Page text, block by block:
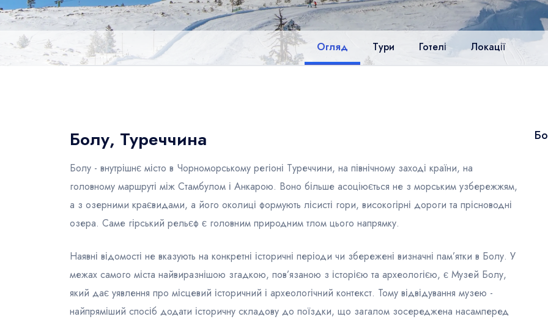
Огляд Тури Готелі Локації
Болу, Туреччина
Болу - внутрішнє місто в Чорноморському регіоні Туреччини, на північному заході країни, на
головному маршруті між Стамбулом і Анкарою. Воно більше асоціюється не з морським узбережжям,
а з озерними краєвидами, а його околиці формують лісисті гори, високогірні дороги та прісноводні
озера. Саме гірський рельєф є головним природним тлом цього напрямку.
Наявні відомості не вказують на конкретні історичні періоди чи збережені визначні пам’ятки в Болу. У
межах самого міста найвиразнішою згадкою, пов’язаною з історією та археологією, є Музей Болу,
який дає уявлення про місцевий історичний і археологічний контекст. Тому відвідування музею -
найпряміший спосіб додати історичну складову до поїздки, що загалом зосереджена насамперед